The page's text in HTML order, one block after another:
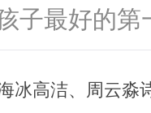
子最好的第
冰高洁、周云